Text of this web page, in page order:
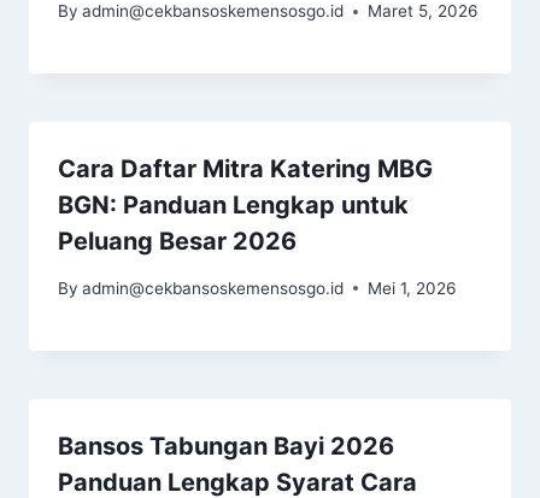
By admin@cekbansoskemensosgo.id Maret 5, 2026
Cara Daftar Mitra Katering MBG
BGN: Panduan Lengkap untuk
Peluang Besar 2026
By admin@cekbansoskemensosgo.id Mei 1, 2026
Bansos Tabungan Bayi 2026
Panduan Lengkap Syarat Cara